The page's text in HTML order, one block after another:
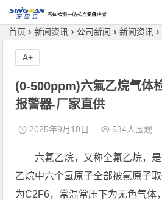
深国安
首页 新闻资讯 公司新闻 新闻资讯
(0-500ppm)六氟乙烷气体
报警器-厂家直供
2025年9月10日 534人围观
六氟乙烷，又称全氟乙烷，
乙烷中六个氢原子全部被氟原子
为C2F6，常温常压下为无色气体
A+